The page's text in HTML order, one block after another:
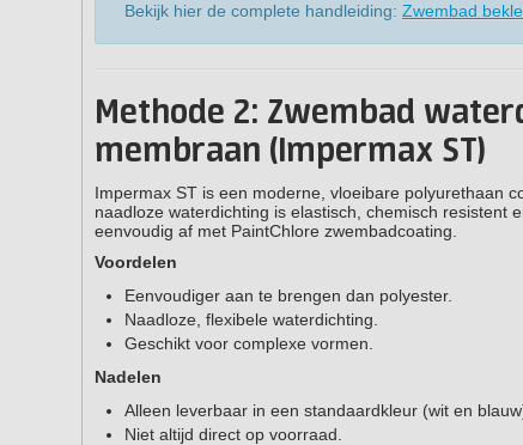
Bekijk hier de complete handleiding: Zwembad
Methode 2: Zwembad
membraan (Impermax ST)
Impermax ST is een moderne, vloeibare polyurethaan
naadloze waterdichting is elastisch, chemisch resistent
eenvoudig af met PaintChlore zwembadcoating.
Voordelen
Eenvoudiger aan te brengen dan polyester.
Naadloze, flexibele waterdichting.
Geschikt voor complexe vormen.
Nadelen
Alleen leverbaar in een standaardkleur (wit en
Niet altijd direct op voorraad.